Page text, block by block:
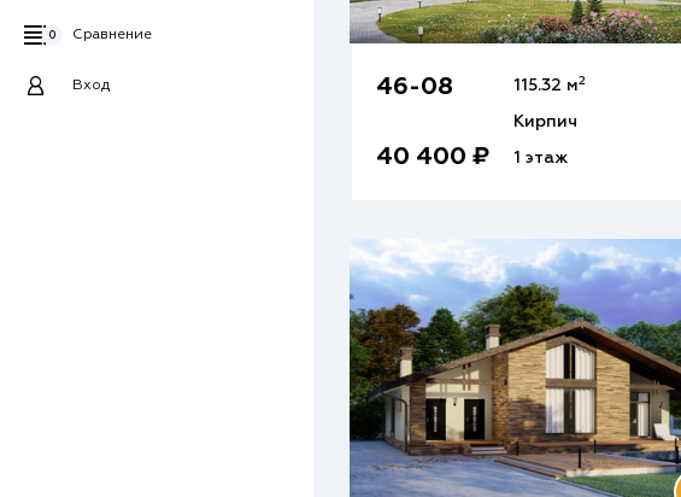
Сравнение
0
Вход 46-08
40 400 ₽
115.32 м2
Кирпич
1 этаж